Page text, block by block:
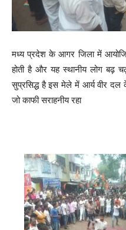
मध्य प्रदेश के आगर जिला में
होती है और यह स्थानीय लोग बढ़
सुप्रसिद्ध है इस मेले में आर्य वीर दल के
जो काफी सराहनीय रहा